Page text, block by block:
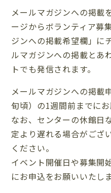
メールマガジンへの掲載
ージからボランティア募
ジンへの掲載希望欄」に
ルマガジンへの掲載とあ
トでも発信されます。
メールマガジンへの掲載
旬頃）の1週間前までにお
なお、センターの休館日
定より遅れる場合がござ
ください。
イベント開催日や募集開
にお申込をお願いいたしま